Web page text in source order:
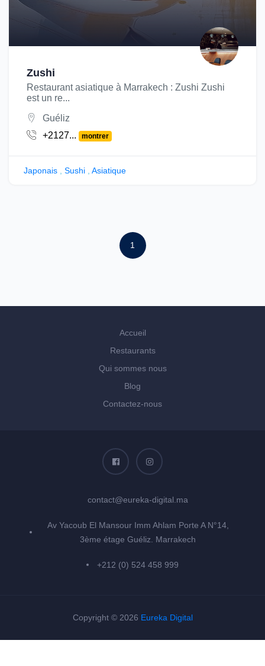
Zushi
Restaurant asiatique à Marrakech : Zushi Zushi
est un re...
Guéliz
+2127...
montrer
Japonais Sushi Asiatique
1
Accueil
Restaurants
Qui sommes nous
Blog
Contactez-nous
contact@eureka-digital.ma
Av Yacoub El Mansour Imm Ahlam Porte A N°14,
3ème étage Guéliz. Marrakech
+212 (0) 524 458 999
Copyright © 2026 Eureka Digital